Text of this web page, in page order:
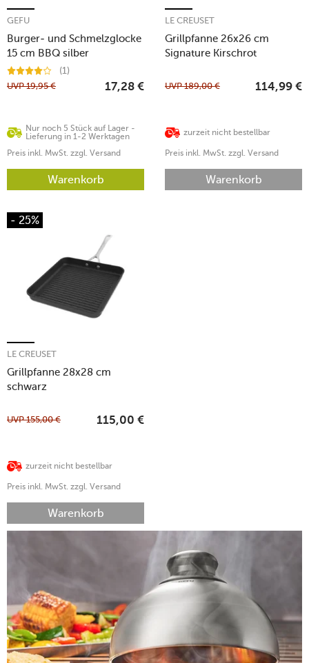
Burger- und Schmelzglocke
15 cm BBQ silber
GEFU
(1)
Nur noch 5 Stück auf Lager -
Lieferung in 1-2 Werktagen
UVP19,95 € 17,28 €
Preis inkl. MwSt. zzgl. Versand
Warenkorb
Grillpfanne 26x26 cm
Signature Kirschrot
LE CREUSET
zurzeit nicht bestellbar
UVP189,00 € 114,99 €
Preis inkl. MwSt. zzgl. Versand
Warenkorb
- 25%
Grillpfanne 28x28 cm
schwarz
LE CREUSET
zurzeit nicht bestellbar
UVP155,00 € 115,00 €
Preis inkl. MwSt. zzgl. Versand
Warenkorb